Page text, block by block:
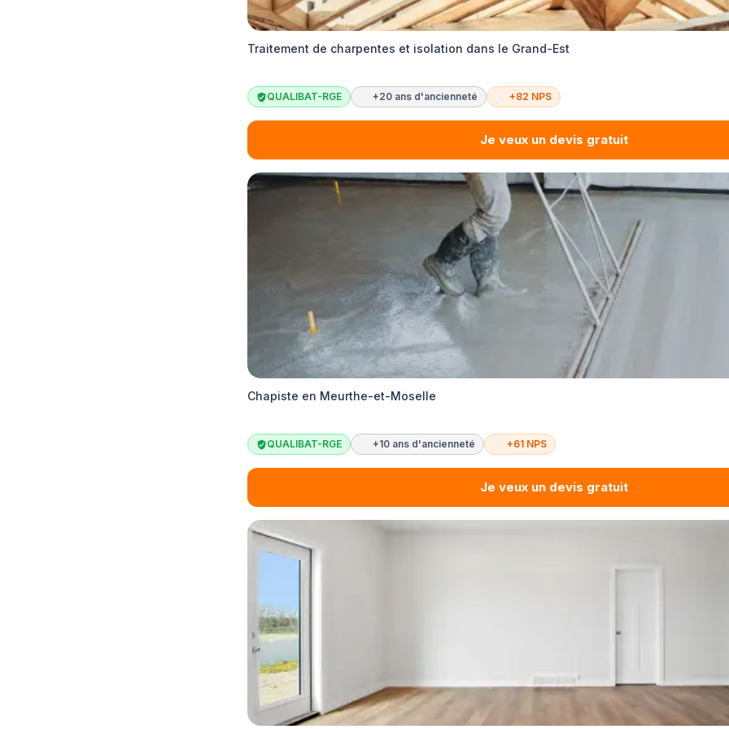
Traitement de charpentes et isolation dans le Grand-Est
QUALIBAT-RGE +20 ans d'ancienneté +82 NPS
Je veux un devis gratuit
Chapiste en Meurthe-et-Moselle
QUALIBAT-RGE +10 ans d'ancienneté +61 NPS
Je veux un devis gratuit